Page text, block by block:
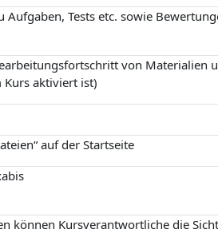
Aufgaben, Tests etc. sowie
von Materialien
aktiviert ist)
auf der Startseite
können Kursverantwortliche die